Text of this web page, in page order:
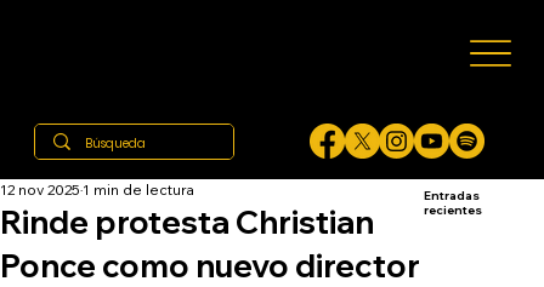
Rinde protesta Christian
Ponce como nuevo director
12 nov 2025 1 min de lectura
Entradas
recientes